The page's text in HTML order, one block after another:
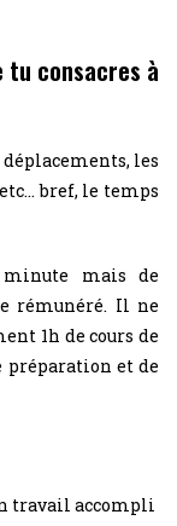
consacres à
déplacements, les
bref, le temps
minute mais de
rémunéré. Il ne
1h de cours de
et de
travail accompli